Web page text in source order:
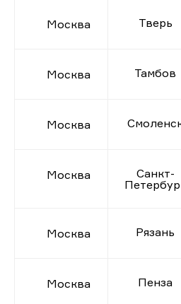
Москва Тверь
Москва Тамбов
Москва
Москва
Санкт-
Москва Рязань
Москва Пенза